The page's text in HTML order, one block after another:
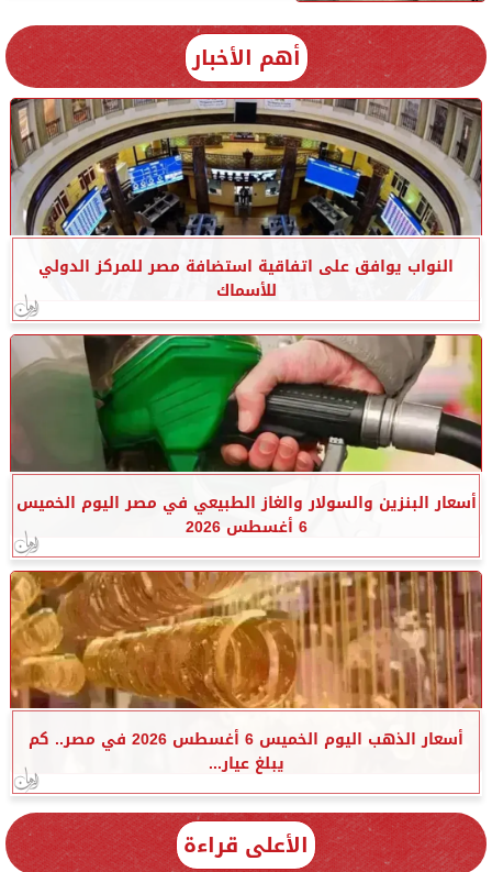
أهم الأخبار
النواب يوافق على اتفاقية استضافة مصر للمركز الدولي
للأسماك
أسعار البنزين والسولار والغاز الطبيعي في مصر اليوم الخميس
6 أغسطس 2026
أسعار الذهب اليوم الخميس 6 أغسطس 2026 في مصر.. كم
يبلغ عيار...
الأعلى قراءة